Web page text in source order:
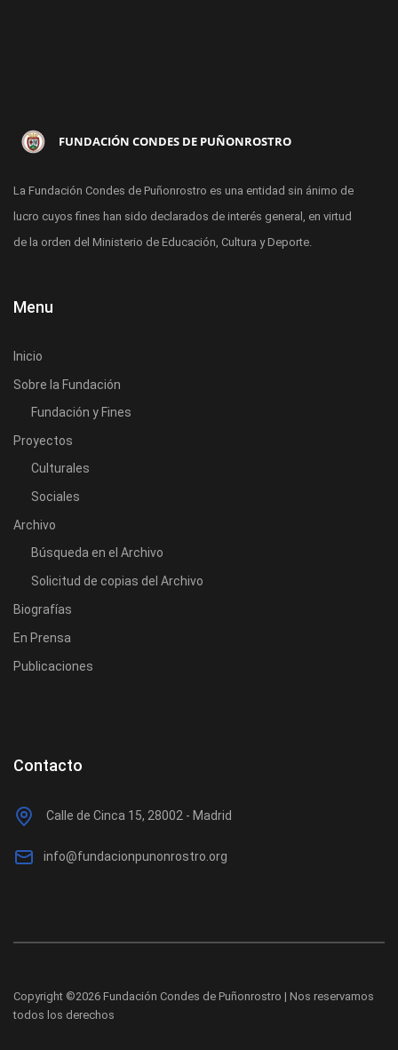
FUNDACIÓN CONDES DE PUÑONROSTRO
La Fundación Condes de Puñonrostro es una entidad sin ánimo de
lucro cuyos fines han sido declarados de interés general, en virtud
de la orden del Ministerio de Educación, Cultura y Deporte.
Menu
Inicio
Sobre la Fundación
Fundación y Fines
Proyectos
Culturales
Sociales
Archivo
Búsqueda en el Archivo
Solicitud de copias del Archivo
Biografías
En Prensa
Publicaciones
Contacto
Calle de Cinca 15, 28002 - Madrid
info@fundacionpunonrostro.org
Copyright ©2026 Fundación Condes de Puñonrostro | Nos reservamos
todos los derechos